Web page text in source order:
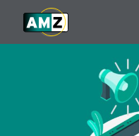
Zum Hauptinhalt
Zur Haupt-Navigation
Zum Fußbereich /